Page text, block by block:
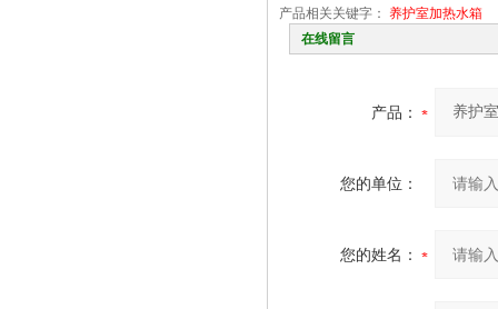
产品相关关键字： 养护室加热水箱
在线留言
产品：
您的单位：
您的姓名：